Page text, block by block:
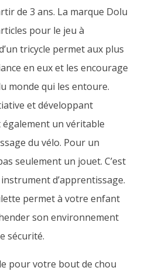
de 3 ans. La marque Dolu
pour le jeu à
tricycle permet aux plus
en eux et les encourage
monde qui les entoure.
et développant
également un véritable
du vélo. Pour un
seulement un jouet. C’est
d’apprentissage.
permet à votre enfant
son environnement
sécurité.
pour votre bout de chou